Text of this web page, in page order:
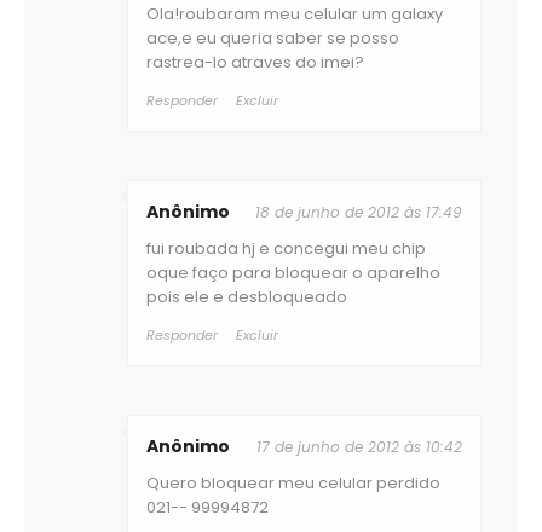
Anônimo 17 de junho de 2012 às 10:42
Quero bloquear meu celular perdido
021-- 99994872
Anônimo 18 de junho de 2012 às 17:49
fui roubada hj e concegui meu chip
oque faço para bloquear o aparelho
pois ele e desbloqueado
Responder Excluir
Ola!roubaram meu celular um galaxy
ace,e eu queria saber se posso
rastrea-lo atraves do imei?
Responder Excluir